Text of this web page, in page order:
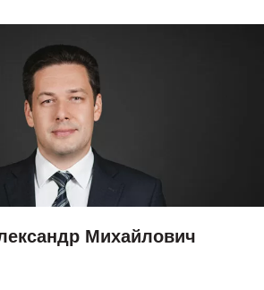
Михайлович